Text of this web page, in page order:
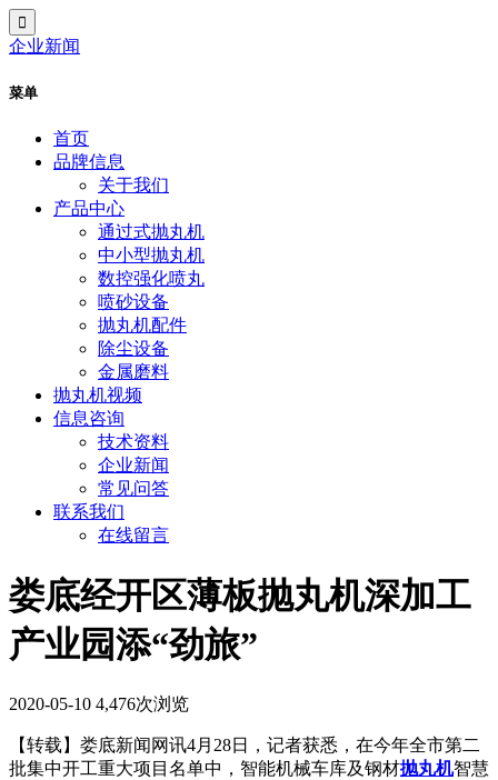
企业新闻
菜单
首页
品牌信息
关于我们
产品中心
通过式抛丸机
中小型抛丸机
数控强化喷丸
喷砂设备
抛丸机配件
除尘设备
金属磨料
抛丸机视频
信息咨询
技术资料
企业新闻
常见问答
联系我们
在线留言
娄底经开区薄板抛丸机深加工
产业园添“劲旅”
2020-05-10 4,476次浏览
【转载】娄底新闻网讯4月28日，记者获悉，在今年全市第二
批集中开工重大项目名单中，智能机械车库及钢材抛丸机智慧